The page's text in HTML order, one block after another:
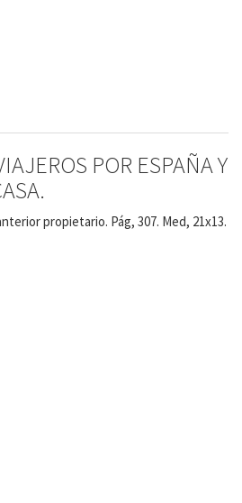
POR ESPAÑA Y
propietario. Pág, 307. Med, 21x13.